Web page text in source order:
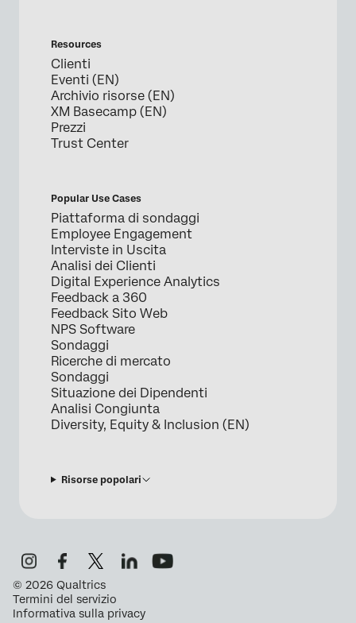
Resources
Clienti
Eventi (EN)
Archivio risorse (EN)
XM Basecamp (EN)
Prezzi
Trust Center
Popular Use Cases
Piattaforma di sondaggi
Employee Engagement
Interviste in Uscita
Analisi dei Clienti
Digital Experience Analytics
Feedback a 360
Feedback Sito Web
NPS Software
Sondaggi
Ricerche di mercato
Sondaggi
Situazione dei Dipendenti
Analisi Congiunta
Diversity, Equity & Inclusion (EN)
Risorse popolari
© 2026 Qualtrics
Termini del servizio
Informativa sulla privacy